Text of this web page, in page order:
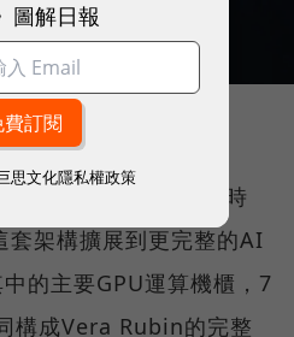
櫃。 圖／ 王聖華攝影
AI伺服器進入機櫃級時
架構擴展到更完整的AI
的主要GPU運算機櫃，7
構成Vera Rubin的完整
圖解日報
思文化隱私權政策